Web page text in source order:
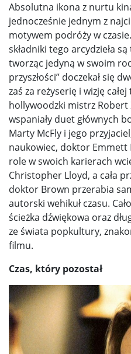
Absolutna ikona z nurtu
jednocześnie jednym z
motywem podróży w
składniki tego arcydzieła
tworząc jedyną w swoim
przyszłości” doczekał się
zaś za reżyserię i wizję
hollywoodzki mistrz Robert
wspaniały duet głównych
Marty McFly i jego
naukowiec, doktor Emmett
role w swoich karierach
Christopher Lloyd, a cała
doktor Brown przerabia
autorski wehikuł czasu.
ścieżka dźwiękowa oraz
ze świata popkultury,
filmu.
Czas, który pozostał